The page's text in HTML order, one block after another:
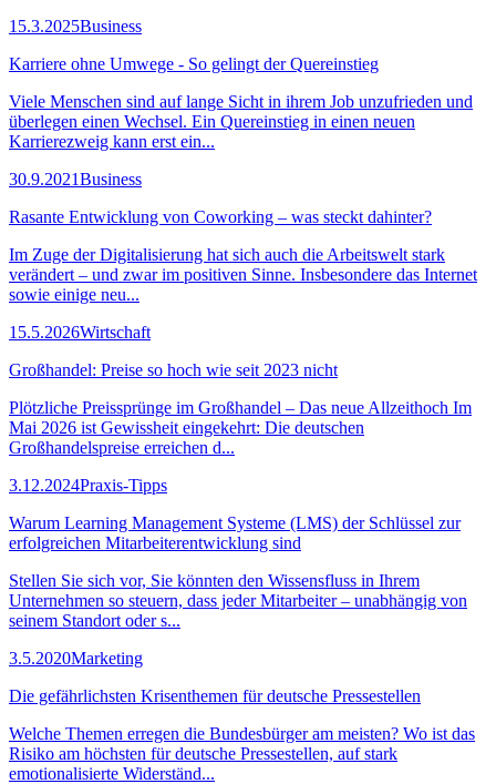
15.3.2025Business
Karriere ohne Umwege - So gelingt der Quereinstieg
Viele Menschen sind auf lange Sicht in ihrem Job unzufrieden und
überlegen einen Wechsel. Ein Quereinstieg in einen neuen
Karrierezweig kann erst ein...
30.9.2021Business
Rasante Entwicklung von Coworking – was steckt dahinter?
Im Zuge der Digitalisierung hat sich auch die Arbeitswelt stark
verändert – und zwar im positiven Sinne. Insbesondere das Internet
sowie einige neu...
15.5.2026Wirtschaft
Großhandel: Preise so hoch wie seit 2023 nicht
Plötzliche Preissprünge im Großhandel – Das neue Allzeithoch Im
Mai 2026 ist Gewissheit eingekehrt: Die deutschen
Großhandelspreise erreichen d...
3.12.2024Praxis-Tipps
Warum Learning Management Systeme (LMS) der Schlüssel zur
erfolgreichen Mitarbeiterentwicklung sind
Stellen Sie sich vor, Sie könnten den Wissensfluss in Ihrem
Unternehmen so steuern, dass jeder Mitarbeiter – unabhängig von
seinem Standort oder s...
3.5.2020Marketing
Die gefährlichsten Krisenthemen für deutsche Pressestellen
Welche Themen erregen die Bundesbürger am meisten? Wo ist das
Risiko am höchsten für deutsche Pressestellen, auf stark
emotionalisierte Widerständ...